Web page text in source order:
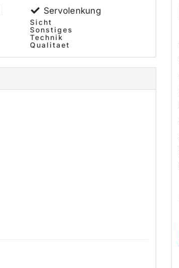
Servolenkung
Sicht
Sonstiges
Technik
Qualitaet